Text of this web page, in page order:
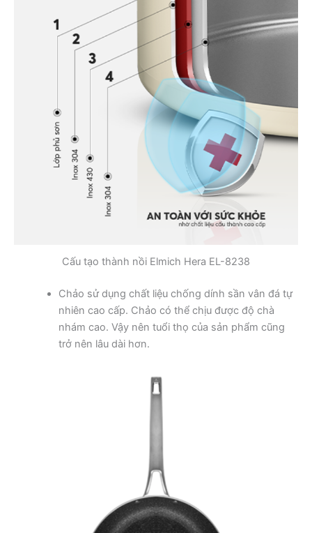
Cấu tạo thành nồi Elmich Hera EL-8238
Chảo sử dụng chất liệu chống dính sần vân đá tự
nhiên cao cấp. Chảo có thể chịu được độ chà
nhám cao. Vậy nên tuổi thọ của sản phẩm cũng
trở nên lâu dài hơn.